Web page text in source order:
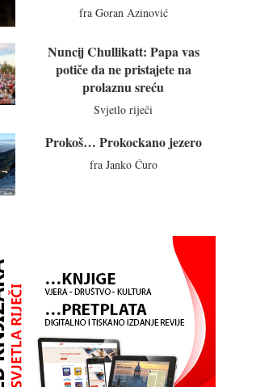
fra Goran Azinović
Nuncij Chullikatt: Papa vas
potiče da ne pristajete na
prolaznu sreću
Svjetlo riječi
Prokoš… Prokockano jezero
fra Janko Ćuro